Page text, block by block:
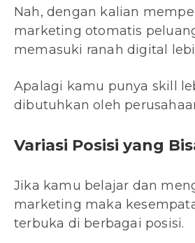
Nah, dengan kalian
marketing otomatis
memasuki ranah digital
Apalagi kamu punya skill
dibutuhkan oleh
Variasi Posisi yang
Jika kamu belajar dan
marketing maka
terbuka di berbagai posisi.